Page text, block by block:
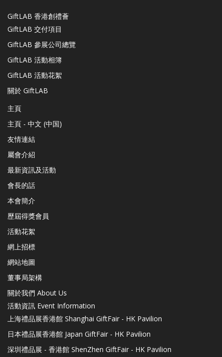
GiftLAB 香港創禮薈
GiftLAB 交付項目
GiftLAB 參展公司總覽
GiftLAB 活動相簿
GiftLAB 活動花絮
關於 GiftLAB
主頁
主頁 - 中文 (中国)
友情連結
屬會介紹
最新資訊及活動
會長的話
本會簡介
歷屆得獎會員
活動花絮
網上招標
網站地圖
董事局架構
關於我們 About Us
活動資訊 Event Information
上海禮品展香港館 Shanghai GiftFair - HK Pavilion
日本禮品展香港館 Japan GiftFair - HK Pavilion
深圳禮品展 - 香港館 ShenZhen GiftFair - HK Pavilion